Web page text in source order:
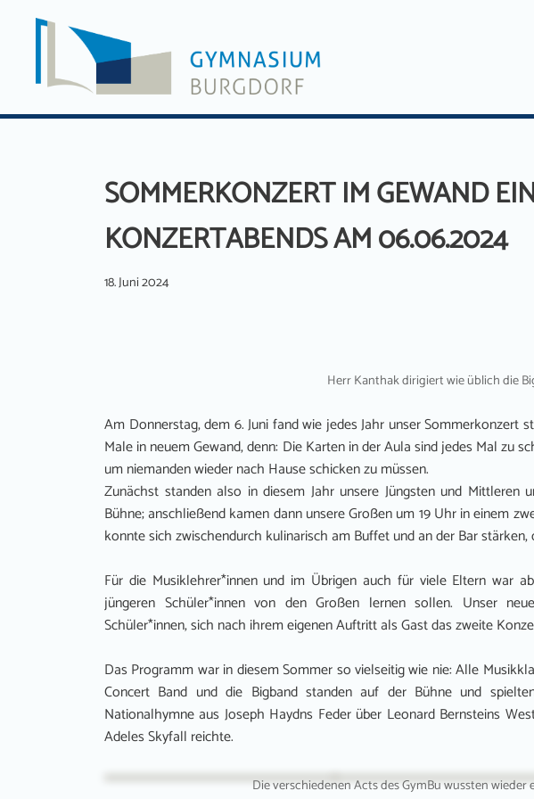
springen
SOMMERKONZERT IM GEWAND
KONZERTABENDS AM 06.06.2024
18. Juni 2024
Herr Kanthak dirigiert wie üblich die
Am Donnerstag, dem 6. Juni fand wie jedes Jahr unser Sommerkonzert
Male in neuem Gewand, denn: Die Karten in der Aula sind jedes Mal zu
um niemanden wieder nach Hause schicken zu müssen.
Zunächst standen also in diesem Jahr unsere Jüngsten und
Bühne; anschließend kamen dann unsere Großen um 19 Uhr in einem
konnte sich zwischendurch kulinarisch am Buffet und an der Bar
Für die Musiklehrer*innen und im Übrigen auch für viele Eltern war
jüngeren Schüler*innen von den Großen lernen sollen. Unser
Schüler*innen, sich nach ihrem eigenen Auftritt als Gast das zweite
Das Programm war in diesem Sommer so vielseitig wie nie: Alle
Concert Band und die Bigband standen auf der Bühne und
Nationalhymne aus Joseph Haydns Feder über Leonard Bernsteins
Adeles Skyfall reichte.
Die verschiedenen Acts des GymBu wussten wieder